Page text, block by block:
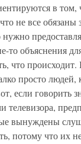
в
не все обязаны
то объяснения
что
просто людей,
если говорить
телевизора,
вынуждены
потому что их